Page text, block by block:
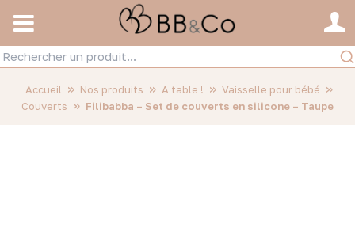
Accueil » Nos produits » A table ! » Vaisselle pour bébé »
Couverts » Filibabba – Set de couverts en silicone – Taupe